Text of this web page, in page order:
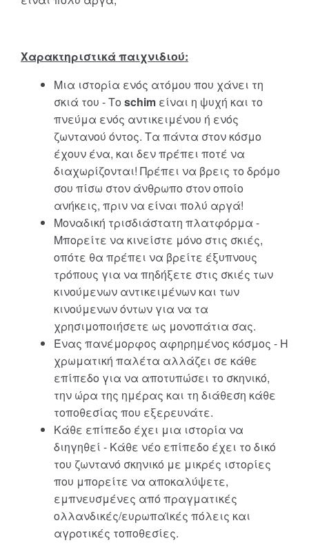
Χαρακτηριστικά παιχνιδιού:
Μια ιστορία ενός ατόμου που χάνει τη
σκιά του - Το schim είναι η ψυχή και το
πνεύμα ενός αντικειμένου ή ενός
ζωντανού όντος. Τα πάντα στον κόσμο
έχουν ένα, και δεν πρέπει ποτέ να
διαχωρίζονται! Πρέπει να βρεις το δρόμο
σου πίσω στον άνθρωπο στον οποίο
ανήκεις, πριν να είναι πολύ αργά!
Μοναδική τρισδιάστατη πλατφόρμα -
Μπορείτε να κινείστε μόνο στις σκιές,
οπότε θα πρέπει να βρείτε έξυπνους
τρόπους για να πηδήξετε στις σκιές των
κινούμενων αντικειμένων και των
κινούμενων όντων για να τα
χρησιμοποιήσετε ως μονοπάτια σας.
Ένας πανέμορφος αφηρημένος κόσμος - Η
χρωματική παλέτα αλλάζει σε κάθε
επίπεδο για να αποτυπώσει το σκηνικό,
την ώρα της ημέρας και τη διάθεση κάθε
τοποθεσίας που εξερευνάτε.
Κάθε επίπεδο έχει μια ιστορία να
διηγηθεί - Κάθε νέο επίπεδο έχει το δικό
του ζωντανό σκηνικό με μικρές ιστορίες
που μπορείτε να αποκαλύψετε,
εμπνευσμένες από πραγματικές
ολλανδικές/ευρωπαϊκές πόλεις και
αγροτικές τοποθεσίες.